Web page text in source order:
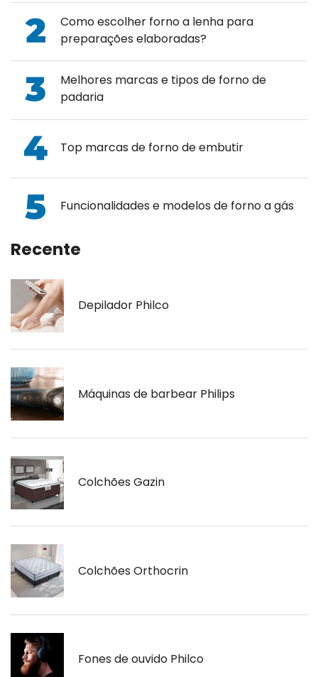
Como escolher forno a lenha para
preparações elaboradas?
Melhores marcas e tipos de forno de
padaria
Top marcas de forno de embutir
Funcionalidades e modelos de forno a gás
Recente
Depilador Philco
Máquinas de barbear Philips
Colchões Gazin
Colchões Orthocrin
Fones de ouvido Philco